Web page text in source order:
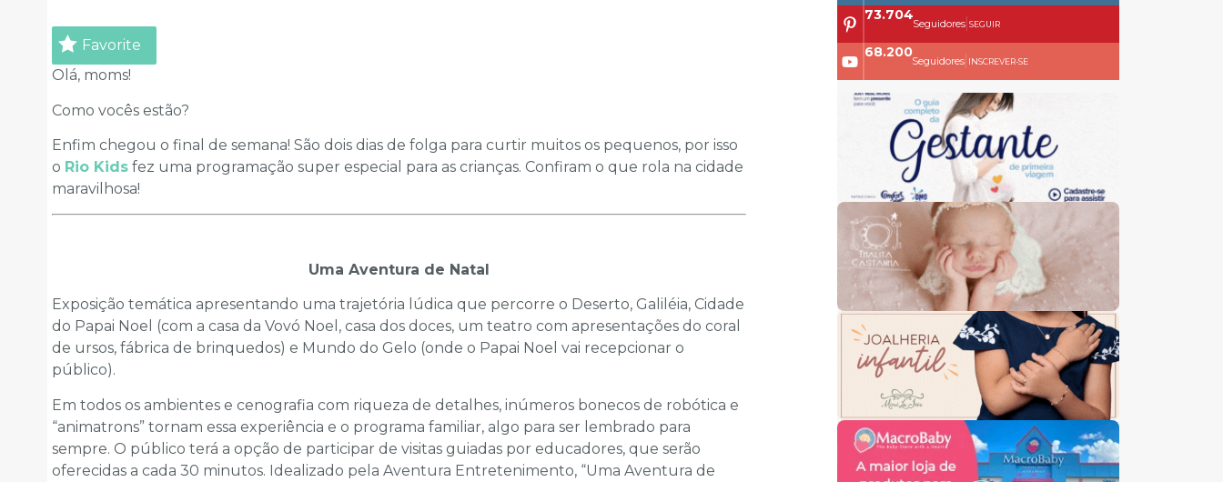
Favorite
Olá, moms!
Como vocês estão?
Enfim chegou o final de semana! São dois dias de folga para curtir muitos os pequenos, por isso
o Rio Kids fez uma programação super especial para as crianças. Confiram o que rola na cidade
maravilhosa!
Uma Aventura de Natal
Exposição temática apresentando uma trajetória lúdica que percorre o Deserto, Galiléia, Cidade
do Papai Noel (com a casa da Vovó Noel, casa dos doces, um teatro com apresentações do coral
de ursos, fábrica de brinquedos) e Mundo do Gelo (onde o Papai Noel vai recepcionar o
público).
Em todos os ambientes e cenografia com riqueza de detalhes, inúmeros bonecos de robótica e
“animatrons” tornam essa experiência e o programa familiar, algo para ser lembrado para
sempre. O público terá a opção de participar de visitas guiadas por educadores, que serão
oferecidas a cada 30 minutos. Idealizado pela Aventura Entretenimento, “Uma Aventura de
73.704
Seguidores| SEGUIR
68.200
Seguidores| INSCREVER-SE